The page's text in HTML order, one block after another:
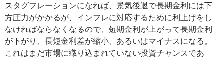
スタグフレーションになれば、景気後退で長期金利には下
方圧力がかかるが、インフレに対応するために利上げをし
なければならなくなるので、短期金利が上がって長期金利
が下がり、長短金利差が縮小、あるいはマイナスになる。
これはまだ市場に織り込まれていない投資チャンスであ